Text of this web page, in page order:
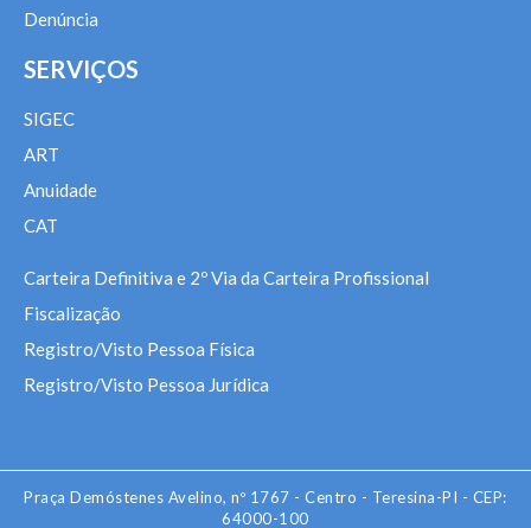
Denúncia
SERVIÇOS
SIGEC
ART
Anuidade
CAT
Carteira Definitiva e 2º Via da Carteira Profissional
Fiscalização
Registro/Visto Pessoa Física
Registro/Visto Pessoa Jurídica
Praça Demóstenes Avelino, nº 1767 - Centro - Teresina-PI - CEP:
64000-100